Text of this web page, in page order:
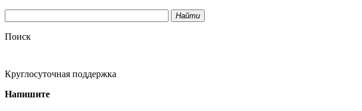
Найти
Поиск
Круглосуточная поддержка
Напишите